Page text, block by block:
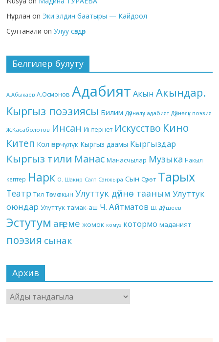
Нұрлан on Эки элдин баатыры — Кайдоол
Султанали onУлуу сөздөр
Белгилер булуту
А.Абыкаев А.Осмонов Адабият Акын Акындар.
Кыргыз поэзиясы Билим Дүйнөлүк адабият Дүйнөлүк поэзия
Ж.Касаболотов Инсан Интернет Искусство Кино
Китеп Кол өнөрчүлүк Кыргыз даамы Кыргыздар
Кыргыз тили Манас Манасчылар Музыка Накыл
кептер Нарк О. Шакир Салт Санжыра Сын Сүрөт Тарых
Театр Тил Төкмө акын Улуттук дүйнө тааным Улуттук
оюндар Улуттук тамак-аш Ч. Айтматов Ш. Дүйшеев
Эстутум аңгеме жомок комуз котормо маданият
поэзия сынак
Архив
Архив